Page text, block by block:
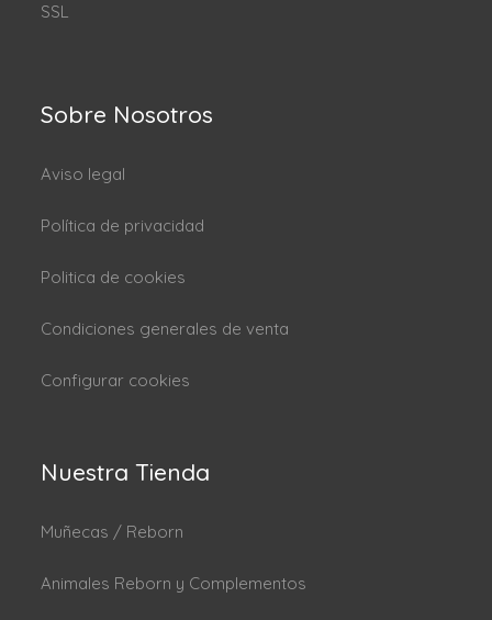
SSL
Sobre Nosotros
Aviso legal
Política de privacidad
Politica de cookies
Condiciones generales de venta
Configurar cookies
Nuestra Tienda
Muñecas / Reborn
Animales Reborn y Complementos